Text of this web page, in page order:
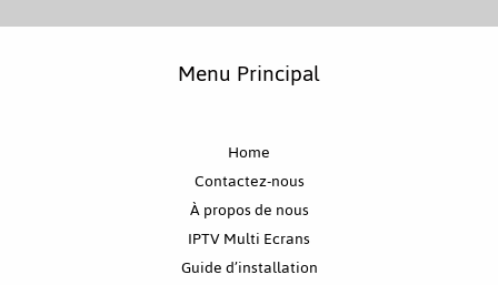
Menu Principal
Home
Contactez-nous
À propos de nous
IPTV Multi Ecrans
Guide d’installation